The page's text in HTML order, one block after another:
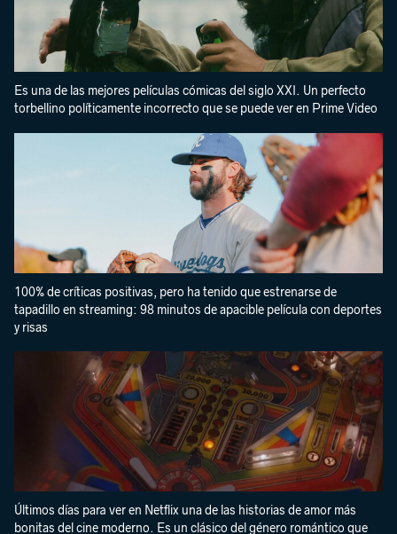
Es una de las mejores películas cómicas del siglo XXI. Un perfecto
torbellino políticamente incorrecto que se puede ver en Prime Video
100% de críticas positivas, pero ha tenido que estrenarse de
tapadillo en streaming: 98 minutos de apacible película con deportes
y risas
Últimos días para ver en Netflix una de las historias de amor más
bonitas del cine moderno. Es un clásico del género romántico que